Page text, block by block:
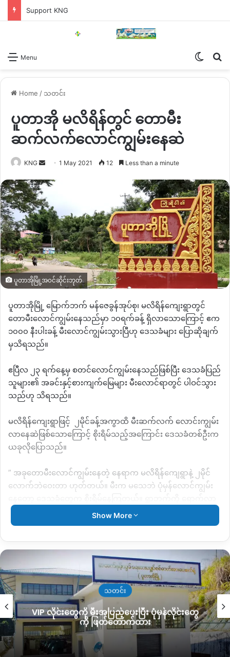
Support KNG
Menu
Home / သတင်း
ပူတာအို မလိရိန်တွင် တောမီး
ဆက်လက်လောင်ကျွမ်းနေဆဲ
KNG
Send
email
1 May 2021 12 Less than a minute
ပူတာအိုမြို့အဝင်ဆိုင်းဘုတ်
ပူတာအိုမြို့ ​မြောက်ဘက် မန်ဇေခွန်အုပ်စု၊ မလိရိန်ကျေးရွာတွင်
တောမီးလောင်ကျွမ်းနေသည်မှာ ၁၀ရက်ခန့် ရှိလာသောကြောင့် ဧက
၁၀၀၀ နီးပါးခန့် မီးလောင်ကျွမ်းသွားပြီဟု ဒေသခံများ ပြောဆိုချက်
မှသိရသည်။
ဧပြီလ ၂၃ ရက်နေ့မှ စတင်လောင်ကျွမ်းနေသည်ဖြစ်ပြီး ဒေသခံပြည်
သူများ၏ အခင်းနှင့်စားကျက်မြေများ မီးလောင်ရာတွင် ပါဝင်သွား
သည်ဟု သိရသည်။
မလိရိန်ကျေးရွာဖြင့် ၂မိုင်ခန့်အကွာထိ မီးဆက်လက် လောင်းကျွမ်း
လာနေဆဲဖြစ်သောကြောင့် စိုးရိမ်သည့်အကြောင်း ဒေသခံတစ်ဦးက
ယခုလိုပြောသည်။
” အခုတောမီးလောင်ကျွမ်းနေတဲ့ နေရာက မလိရိန်ကျေရွာနဲ့ ၂မိုင်
လောက်ဘဲဝေးတာ ဟုတ်တယ်။ မီးက မသေဘဲ ပုံမှန်လောင်ကျွမ်း
မှာလည်း စိုးရိမ်တယ်။ နောက်ပြီး အဲ့နေရာက သူတို့ရဲ့ စားကျက်မြေ
ဖြစ်သလို အဲ့ထဲမှာ တောင်ယာအခင်းတွင်လည်းရှိတယ်”ဟု ပြောဆို
ယခုတောမီးလောင်ကျွမ်းသည့်နေရာတွင် သစ်တောကြိုးပင်ကာ
ကွယ်တောလည်း ပါဝင်နေသည့်အတွက် တောရိုင်းတိရိစ္ဆာန်များ
မျိုးသုန်းပျက်စီးသွားမည်ကိုလည်း စိုးရိမ်နေကြသည်။
ပူတာအိုမြို့နယ်ရှိ သစ်တောဌာနဝန်ထမ်းများကလည်း CDM
လှုပ်ရှားမှုတွင် ပါဝင်သွားသောကြောင့် အဆိုပါ မီးလောင်နေမှုကို
ငြိမ်းသတ်မည့်သူ မရှိသေးကြောင်း သိရသည်။
Show More
သတင်း
VIP လိုင်းတွေကို မီးအပြည့်ပေးပြီး ပုံမှန်လိုင်းတွေ
ကို ဖြတ်တောက်ထား